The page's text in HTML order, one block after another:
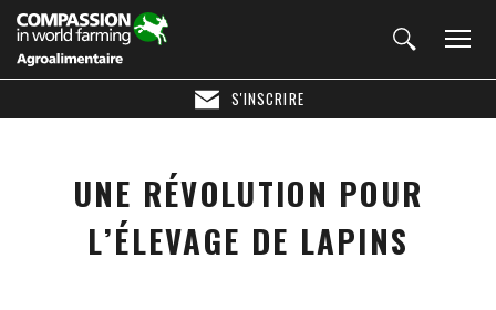
S'INSCRIRE
UNE RÉVOLUTION POUR
L’ÉLEVAGE DE LAPINS